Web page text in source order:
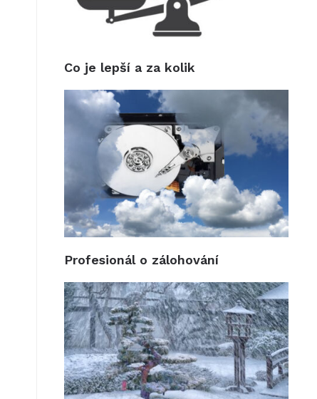
Co je lepší a za kolik
Profesionál o zálohování